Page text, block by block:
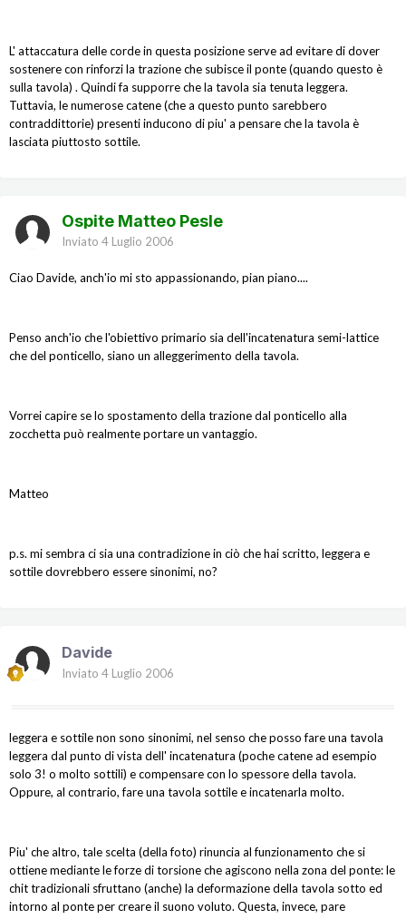
L' attaccatura delle corde in questa posizione serve ad evitare di dover
sostenere con rinforzi la trazione che subisce il ponte (quando questo è
sulla tavola) . Quindi fa supporre che la tavola sia tenuta leggera.
Tuttavia, le numerose catene (che a questo punto sarebbero
contraddittorie) presenti inducono di piu' a pensare che la tavola è
lasciata piuttosto sottile.
Ospite Matteo Pesle
Inviato 4 Luglio 2006
Ciao Davide, anch'io mi sto appassionando, pian piano....
Penso anch'io che l'obiettivo primario sia dell'incatenatura semi-lattice
che del ponticello, siano un alleggerimento della tavola.
Vorrei capire se lo spostamento della trazione dal ponticello alla
zocchetta può realmente portare un vantaggio.
Matteo
p.s. mi sembra ci sia una contradizione in ciò che hai scritto, leggera e
sottile dovrebbero essere sinonimi, no?
Davide
Inviato 4 Luglio 2006
leggera e sottile non sono sinonimi, nel senso che posso fare una tavola
leggera dal punto di vista dell' incatenatura (poche catene ad esempio
solo 3! o molto sottili) e compensare con lo spessore della tavola.
Oppure, al contrario, fare una tavola sottile e incatenarla molto.
Piu' che altro, tale scelta (della foto) rinuncia al funzionamento che si
ottiene mediante le forze di torsione che agiscono nella zona del ponte: le
chit tradizionali sfruttano (anche) la deformazione della tavola sotto ed
intorno al ponte per creare il suono voluto. Questa, invece, pare